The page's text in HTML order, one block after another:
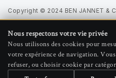
Nous respectons votre vie privée
Nous utilisons des cookies pour
votre expérience de navigation.
refuser, ou choisir cookie par
Copyright © 2024 BEN JANNET &
Terms of Use
Gérer les cookies